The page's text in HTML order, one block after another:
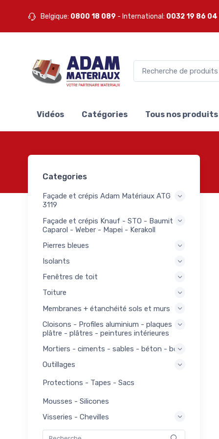
Belgique: 0800 18 089 - International: 0032 19 86 04
Vidéos Catégories Tous nos produits
Categories
Façade et crépis Adam Matériaux ATG
3119
Façade et crépis Knauf - STO - Baumit -
Caparol - Weber - Mapei - Kerakoll
Pierres bleues
Isolants
Fenêtres de toit
Toiture
Membranes + étanchéité sols et murs
Cloisons - Profiles aluminium - plaques
plâtre - plâtres - peintures intérieures
Mortiers - ciments - sables - béton - bois
Outillages
Protections - Tapes - Sacs
Mousses - Silicones
Visseries - Chevilles